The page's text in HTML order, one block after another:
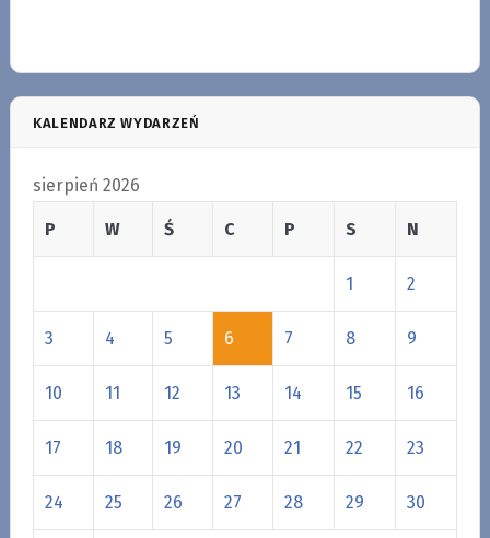
KALENDARZ WYDARZEŃ
sierpień 2026
P W Ś C P S N
1 2
3 4 5 6 7 8 9
10 11 12 13 14 15 16
17 18 19 20 21 22 23
24 25 26 27 28 29 30